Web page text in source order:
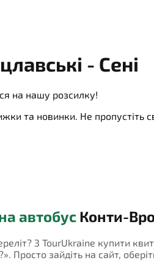
- Сені
на нашу розсилку!
та новинки. Не
автобус Конти-
З TourUkraine купити
Просто зайдіть на сайт,